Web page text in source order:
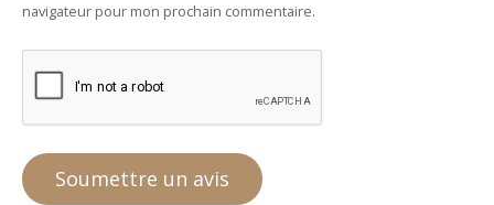
navigateur pour mon prochain commentaire.